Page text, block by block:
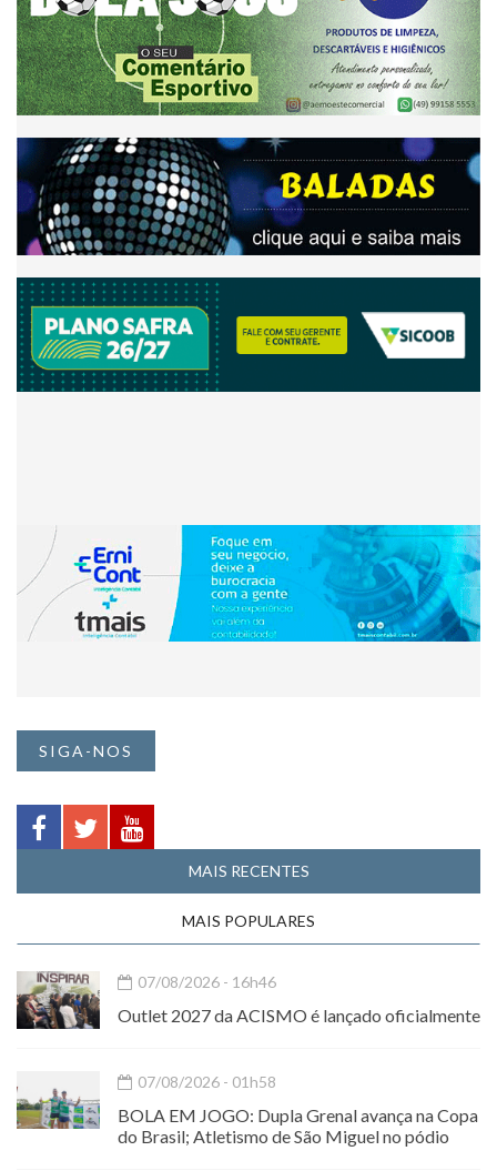
SIGA-NOS
MAIS RECENTES
MAIS POPULARES
07/08/2026 - 16h46
Outlet 2027 da ACISMO é lançado oficialmente
07/08/2026 - 01h58
BOLA EM JOGO: Dupla Grenal avança na Copa
do Brasil; Atletismo de São Miguel no pódio